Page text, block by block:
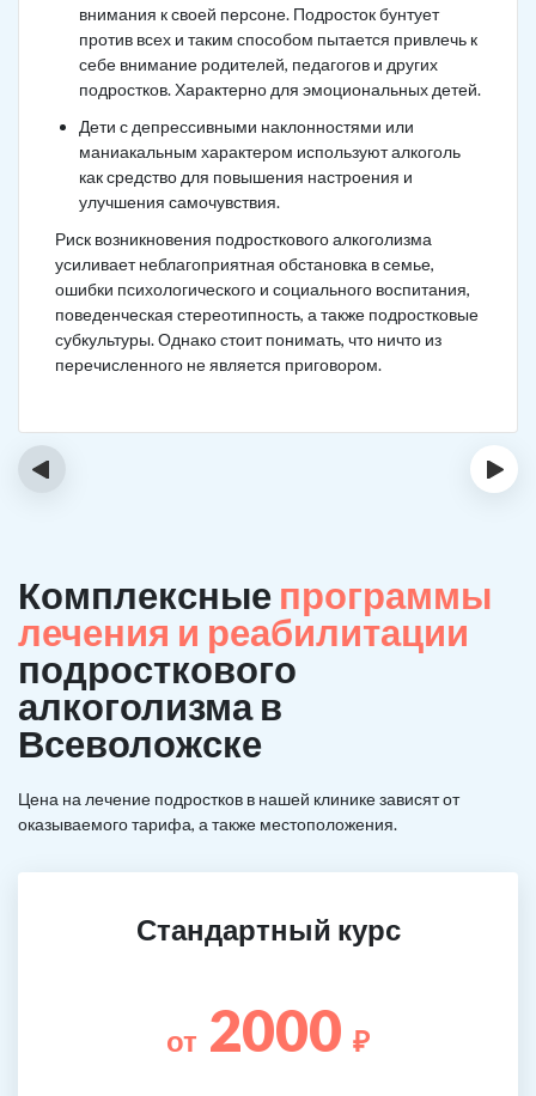
внимания к своей персоне. Подросток бунтует
против всех и таким способом пытается привлечь к
себе внимание родителей, педагогов и других
подростков. Характерно для эмоциональных детей.
Дети с депрессивными наклонностями или
маниакальным характером используют алкоголь
как средство для повышения настроения и
улучшения самочувствия.
Риск возникновения подросткового алкоголизма
усиливает неблагоприятная обстановка в семье,
ошибки психологического и социального воспитания,
поведенческая стереотипность, а также подростковые
субкультуры. Однако стоит понимать, что ничто из
перечисленного не является приговором.
‹ ›
Комплексные программы
лечения и реабилитации
подросткового
алкоголизма в
Всеволожске
Цена на лечение подростков в нашей клинике зависят от
оказываемого тарифа, а также местоположения.
Стандартный курс
от 2000 ₽